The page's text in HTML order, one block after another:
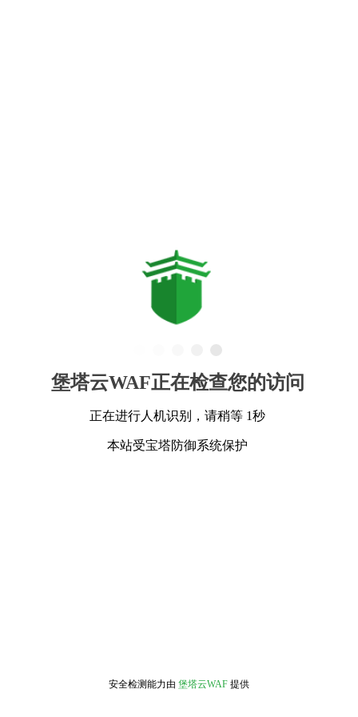
堡塔云WAF正在检查您的访问
正在进行人机识别，请稍等 1秒
本站受宝塔防御系统保护
安全检测能力由 堡塔云WAF 提供